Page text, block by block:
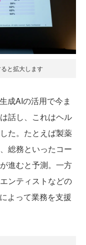
と拡大します
成AIの活用で今ま
話し、これはヘル
た。たとえば製薬
総務といったコー
進むと予測。一方
ンティストなどの
よって業務を支援